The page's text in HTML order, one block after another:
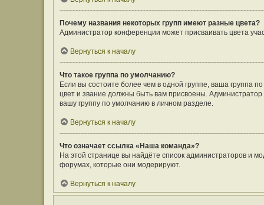
Почему названия некоторых групп имеют разные цвета?
Администратор конференции может присваивать цвета
Вернуться к началу
Что такое группа по умолчанию?
Если вы состоите более чем в одной группе, ваша группа
цвет и звание должны быть вам присвоены.
вашу группу по умолчанию в личном разделе.
Вернуться к началу
Что означает ссылка «Наша команда»?
На этой странице вы найдёте список администраторов и
форумах, которые они модерируют.
Вернуться к началу